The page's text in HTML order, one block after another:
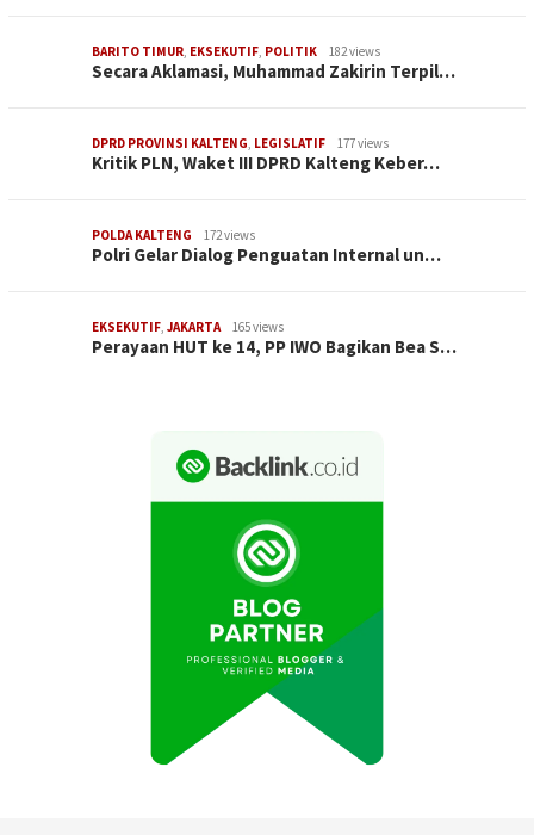
BARITO TIMUR, EKSEKUTIF, POLITIK 182 views
Secara Aklamasi, Muhammad Zakirin Terpil…
DPRD PROVINSI KALTENG, LEGISLATIF 177 views
Kritik PLN, Waket III DPRD Kalteng Keber…
POLDA KALTENG 172 views
Polri Gelar Dialog Penguatan Internal un…
EKSEKUTIF, JAKARTA 165 views
Perayaan HUT ke 14, PP IWO Bagikan Bea S…